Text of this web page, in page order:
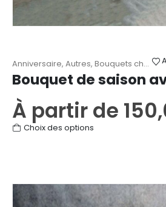
Anniversaire, Autres, Bouquets champêtres
Bouquet de saison
À partir de
Choix des options
variations.
Les